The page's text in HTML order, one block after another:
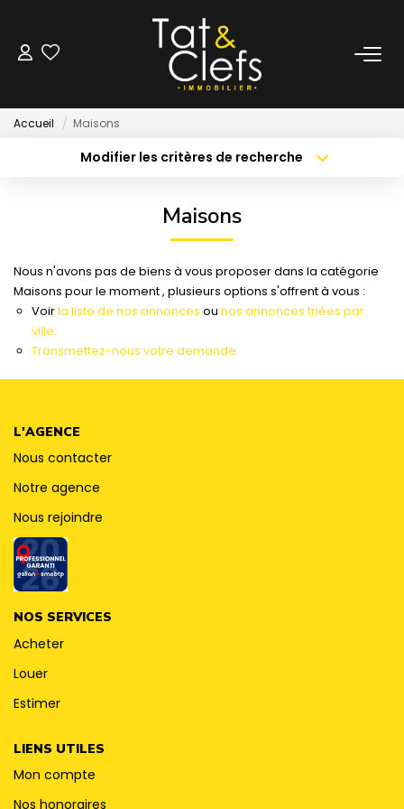
LOCATION
LOCAUX & BUREAUX
PARTENAIRE TRANSACTION
Accueil Maisons
Modifier les critères de recherche
Plus de critères Créer une alerte
Maisons
Nous n'avons pas de biens à vous proposer dans la catégorie
Maisons pour le moment , plusieurs options s'offrent à vous :
Voirla liste de nos annonces ou nos annonces triées par
ville.
Transmettez-nous votre demande
L'AGENCE
Nous contacter
Notre agence
Nous rejoindre
NOS SERVICES
Acheter
Louer
Estimer
LIENS UTILES
Mon compte
Nos honoraires